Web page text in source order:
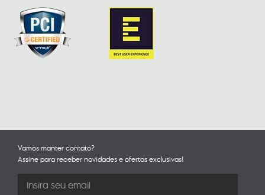
Vamos manter contato?
Assine para receber novidades e ofertas exclusivas!